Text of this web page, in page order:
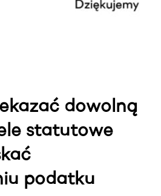
dowolną
statutowe
podatku